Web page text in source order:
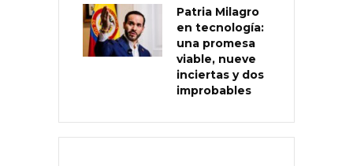
Patria Milagro
en tecnología:
una promesa
viable, nueve
inciertas y dos
improbables